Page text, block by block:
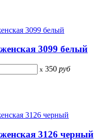
3099 белый
x 350 руб
3126 черный